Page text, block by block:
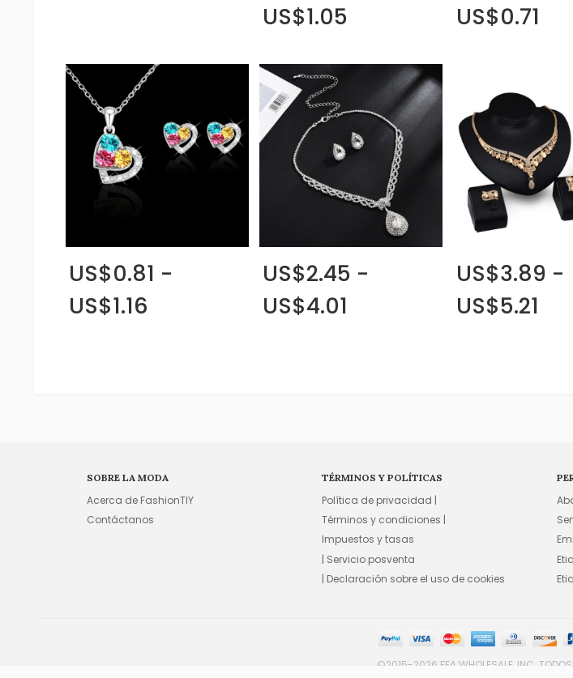
US$1.05
US$0.71
US$0.81 -
US$1.16
US$2.45 -
US$4.01
US$3.89 -
US$5.21
SOBRE LA MODA
Acerca de FashionTIY
Contáctanos
TÉRMINOS Y POLÍTICAS
Política de privacidad |
Términos y condiciones |
Impuestos y tasas
| Servicio posventa
| Declaración sobre el uso de cookies
©2015-2026 FFA WHOLESALE, INC. TODOS